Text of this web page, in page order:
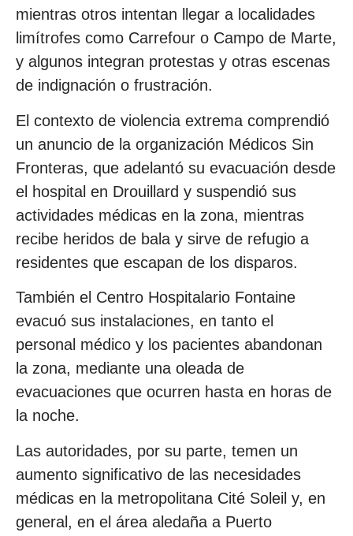
mientras otros intentan llegar a localidades
limítrofes como Carrefour o Campo de Marte,
y algunos integran protestas y otras escenas
de indignación o frustración.
El contexto de violencia extrema comprendió
un anuncio de la organización Médicos Sin
Fronteras, que adelantó su evacuación desde
el hospital en Drouillard y suspendió sus
actividades médicas en la zona, mientras
recibe heridos de bala y sirve de refugio a
residentes que escapan de los disparos.
También el Centro Hospitalario Fontaine
evacuó sus instalaciones, en tanto el
personal médico y los pacientes abandonan
la zona, mediante una oleada de
evacuaciones que ocurren hasta en horas de
la noche.
Las autoridades, por su parte, temen un
aumento significativo de las necesidades
médicas en la metropolitana Cité Soleil y, en
general, en el área aledaña a Puerto